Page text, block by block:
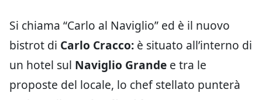
Si chiama “Carlo al Naviglio” ed è il nuovo
bistrot di Carlo Cracco: è situato all’interno di
un hotel sul Naviglio Grande e tra le
proposte del locale, lo chef stellato punterà